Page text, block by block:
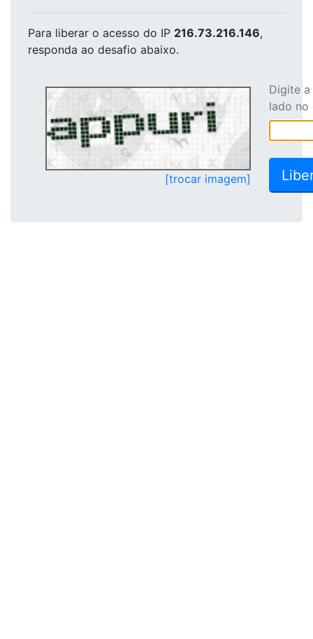
Para liberar o acesso do IP 216.73.216.146,
responda ao desafio abaixo.
[trocar imagem]
Digite
lado no